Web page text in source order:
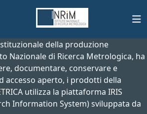
istituzionale della produzione
Nazionale di Ricerca Metrologica, ha
documentare, conservare e
accesso aperto, i prodotti della
utilizza la piattaforma IRIS
Information System) sviluppata da